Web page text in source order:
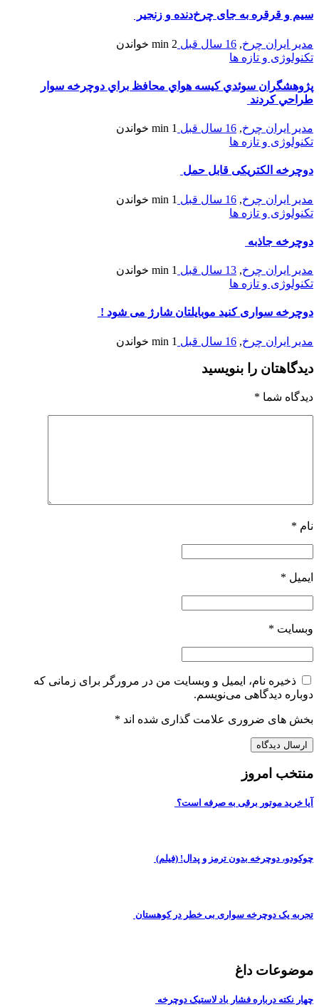
سیم و قرقره به جای چرخ‌دنده و زنجیر
مدیر ایران چرخ, 16 سال قبل 2 min
خواندن
تکنولوژی و تازه ها
پژوهشگران سوئدي کيسه هواي محافظ براي دوچرخه سوار
طراحي کردند
مدیر ایران چرخ, 16 سال قبل 1 min
خواندن
تکنولوژی و تازه ها
دوچرخه الکتریکی قابل حمل
مدیر ایران چرخ, 16 سال قبل 1 min
خواندن
تکنولوژی و تازه ها
دوچرخه جاذبه
مدیر ایران چرخ, 13 سال قبل 1 min
خواندن
تکنولوژی و تازه ها
دوچرخه سواری كنید موبایلتان شارژ می شود !
مدیر ایران چرخ, 16 سال قبل 1 min خواندن
دیدگاهتان را بنویسید
دیدگاه شما *
نام *
ایمیل *
وبسایت *
ذخیره نام، ایمیل و وبسایت من در مرورگر برای زمانی که
دوباره دیدگاهی می‌نویسم.
بخش های ضروری علامت گذاری شده اند *
منتخب امروز
آیا خرید موتور برقی به صرفه است؟
چوکودو، دوچرخه بدون ترمز و پدال! (فیلم)
تجربه یک دوچرخه سواری بی خطر در کوهستان
موضوعات داغ
چهار نکته درباره فشار باد لاستیک دوچرخه